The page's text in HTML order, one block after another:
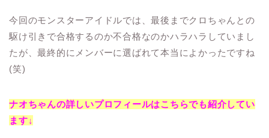
今回のモンスターアイドルでは、最後までクロちゃんとの
駆け引きで合格するのか不合格なのかハラハラしていまし
たが、最終的にメンバーに選ばれて本当によかったですね
(笑)
ナオちゃんの詳しいプロフィールはこちらでも紹介してい
ます↓